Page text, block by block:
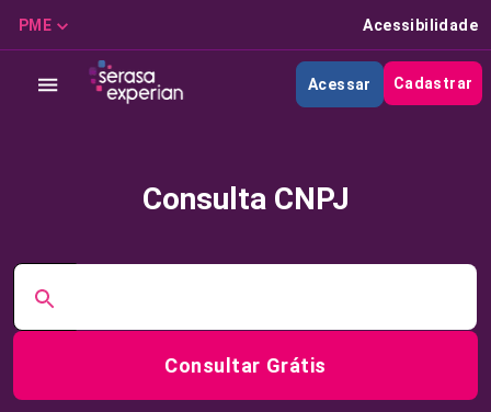
PME Acessibilidade
Acessar Cadastrar
Consulta CNPJ
Consultar Grátis